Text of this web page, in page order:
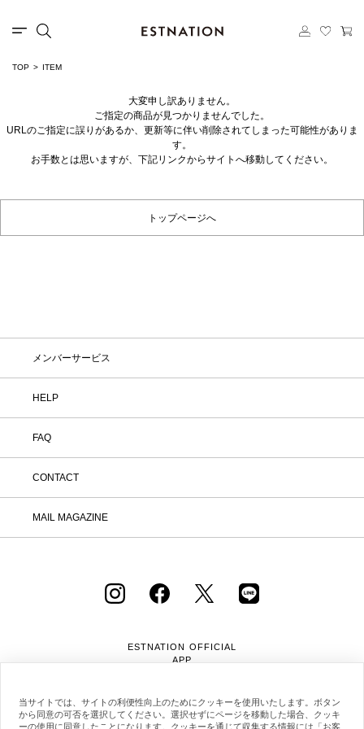
TOP ITEM
大変申し訳ありません。
ご指定の商品が見つかりませんでした。
URLのご指定に誤りがあるか、更新等に伴い削除されてしまった可能性がありま
す。
お手数とは思いますが、下記リンクからサイトへ移動してください。
トップページへ
メンバーサービス
HELP
FAQ
CONTACT
MAIL MAGAZINE
ESTNATION OFFICIAL
APP
当サイトでは、サイトの利便性向上のためにクッキーを使用いたします。ボタン
から同意の可否を選択してください。選択せずにページを移動した場合、クッキ
ーの使用に同意したことになります。クッキーを通じて収集する情報には「お客